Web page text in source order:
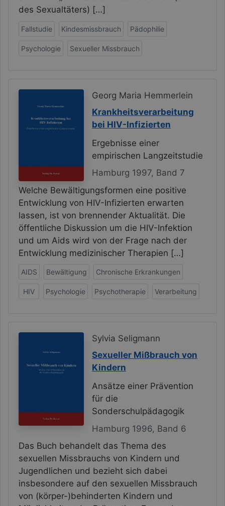
des Sexualtäters) […]
Fallstudie Kindesmissbrauch Pädophilie
Psychologie Sexueller Missbrauch
Georg Maria Hemmerlein
Krankheitsverarbeitung
bei HIV-Infizierten
Ergebnisse einer
empirischen Langzeitstudie
Hamburg 1997, Band 7
Welche Bewältigungsformen eine positive
Entwicklung von HIV-Infizierten erwarten
lassen, ist von brennender Aktualität. Die
öffentliche Diskussion um die HIV-Infektion
und um Aids wird von der Frage nach der
Entwicklung medizinischer Therapien […]
AIDS Bewältigung Chronische Erkrankungen
HIV Psychologie Psychotherapie Verarbeitung
Sylvia Seligmann
Sexueller Mißbrauch von
Kindern
Ansätze einer Prävention
für die
Sonderschulpädagogik
Hamburg 1996, Band 6
Das Buch behandelt das Thema des
sexuellen Missbrauchs von Kindern und
Jugendlichen und bezieht sich dabei
insbesondere auf den sexuellen Missbrauch
von (körper-)behinderten Kindern und